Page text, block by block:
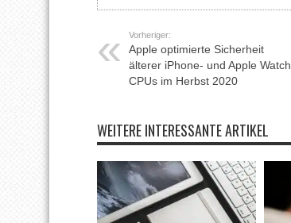
Vorheriger:
Apple optimierte Sicherheit
älterer iPhone- und Apple Watch
CPUs im Herbst 2020
WEITERE INTERESSANTE ARTIKEL